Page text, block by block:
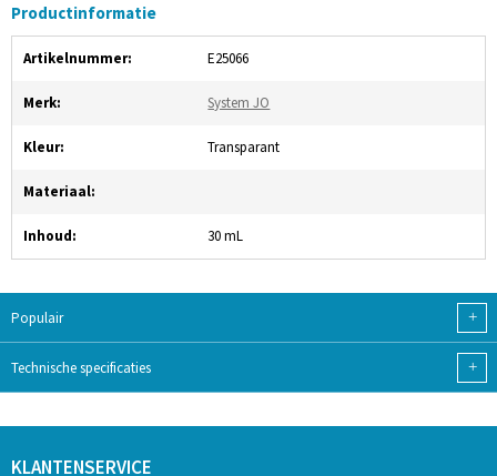
Productinformatie
Artikelnummer: E25066
Merk: System JO
Kleur: Transparant
Materiaal:
Inhoud: 30 mL
Populair +
Technische specificaties +
KLANTENSERVICE